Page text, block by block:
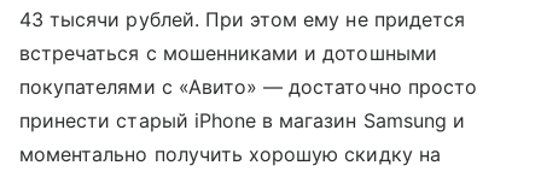
43 тысячи рублей. При этом ему не придется
встречаться с мошенниками и дотошными
покупателями с «Авито» — достаточно просто
принести старый iPhone в магазин Samsung и
моментально получить хорошую скидку на